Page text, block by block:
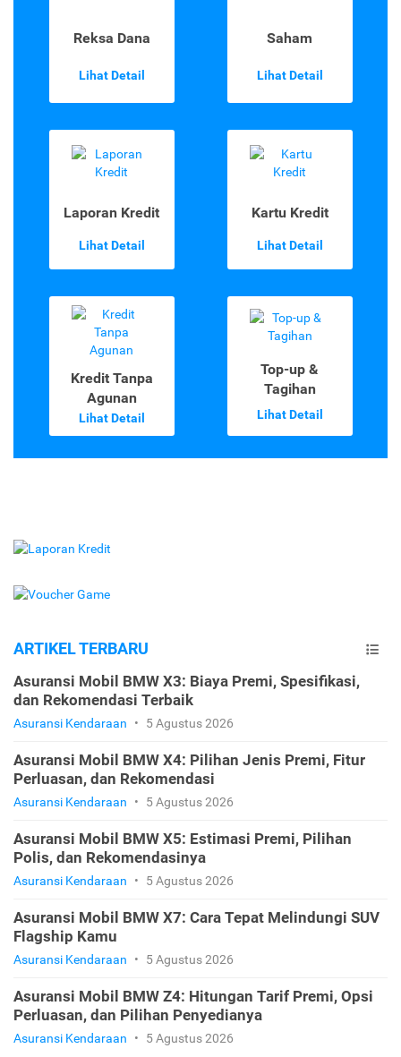
Reksa Dana
Lihat Detail
Saham
Lihat Detail
Laporan Kredit
Lihat Detail
Kartu Kredit
Lihat Detail
Kredit Tanpa
Agunan
Lihat Detail
Top-up &
Tagihan
Lihat Detail
ARTIKEL TERBARU
Asuransi Mobil BMW X3: Biaya Premi, Spesifikasi,
dan Rekomendasi Terbaik
Asuransi Kendaraan • 5 Agustus 2026
Asuransi Mobil BMW X4: Pilihan Jenis Premi, Fitur
Perluasan, dan Rekomendasi
Asuransi Kendaraan • 5 Agustus 2026
Asuransi Mobil BMW X5: Estimasi Premi, Pilihan
Polis, dan Rekomendasinya
Asuransi Kendaraan • 5 Agustus 2026
Asuransi Mobil BMW X7: Cara Tepat Melindungi SUV
Flagship Kamu
Asuransi Kendaraan • 5 Agustus 2026
Asuransi Mobil BMW Z4: Hitungan Tarif Premi, Opsi
Perluasan, dan Pilihan Penyedianya
Asuransi Kendaraan • 5 Agustus 2026